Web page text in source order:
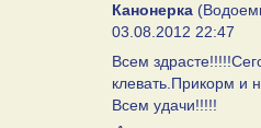
Канонерка
03.08.2012 22:47
Всем
клевать.Прикорм и
Всем удачи!!!!!